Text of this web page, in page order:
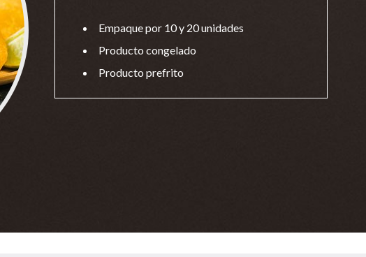
Empaque por 10 y 20 unidades
Producto congelado
Producto prefrito